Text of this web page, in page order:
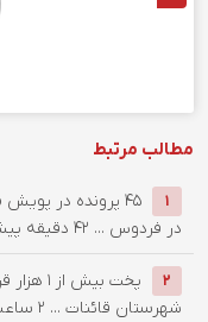
مطالب مرتبط
1
۴۵ پرونده در
در فردوس ... 42 دقیقه پیش
2
پخت
شهرستان قائنات ... 2 ساعت پیش